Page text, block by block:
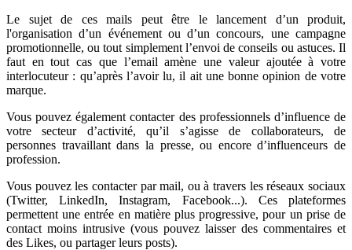
Le sujet de ces mails peut être le lancement d’un produit,
l'organisation d’un événement ou d’un concours, une campagne
promotionnelle, ou tout simplement l’envoi de conseils ou astuces. Il
faut en tout cas que l’email amène une valeur ajoutée à votre
interlocuteur : qu’après l’avoir lu, il ait une bonne opinion de votre
marque.
Vous pouvez également contacter des professionnels d’influence de
votre secteur d’activité, qu’il s’agisse de collaborateurs, de
personnes travaillant dans la presse, ou encore d’influenceurs de
profession.
Vous pouvez les contacter par mail, ou à travers les réseaux sociaux
(Twitter, LinkedIn, Instagram, Facebook...). Ces plateformes
permettent une entrée en matière plus progressive, pour un prise de
contact moins intrusive (vous pouvez laisser des commentaires et
des Likes, ou partager leurs posts).